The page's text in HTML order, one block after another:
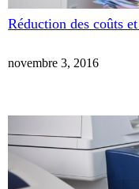
Réduction des coûts
novembre 3, 2016